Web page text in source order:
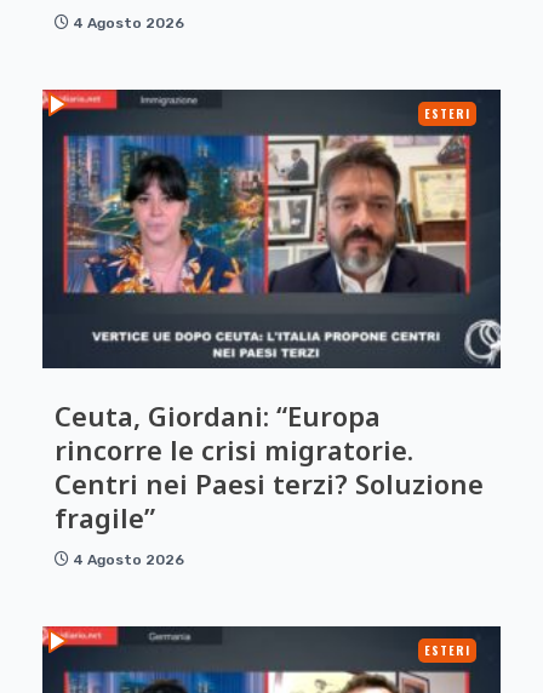
4 Agosto 2026
ESTERI
Ceuta, Giordani: “Europa
rincorre le crisi migratorie.
Centri nei Paesi terzi? Soluzione
fragile”
4 Agosto 2026
ESTERI